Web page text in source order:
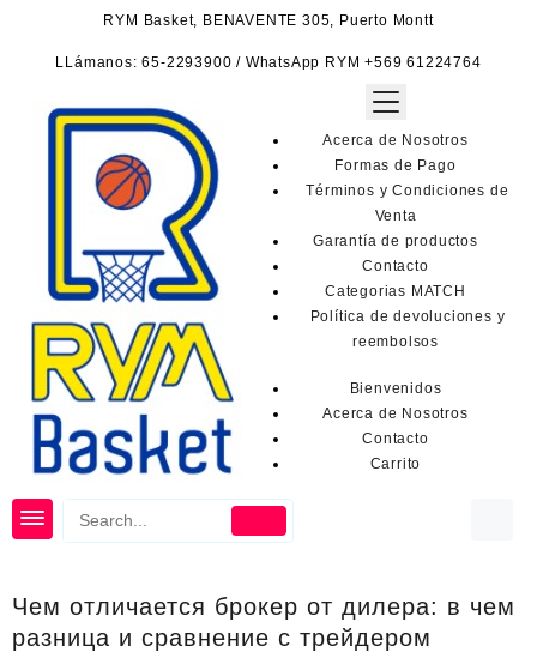
contenido
RYM Basket, BENAVENTE 305, Puerto Montt
LLámanos: 65-2293900 / WhatsApp RYM +569 61224764
Acerca de Nosotros
Formas de Pago
Términos y Condiciones de
Venta
Garantía de productos
Contacto
Categorias MATCH
Política de devoluciones y
reembolsos
Bienvenidos
Acerca de Nosotros
Contacto
Carrito
Чем отличается брокер от дилера: в чем
разница и сравнение с трейдером